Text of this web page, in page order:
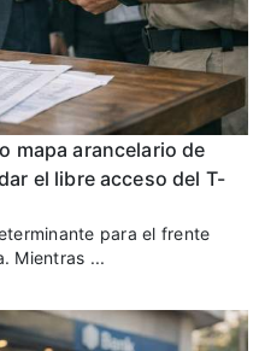
mapa arancelario de
el libre acceso del T-
para el frente
Mientras ...